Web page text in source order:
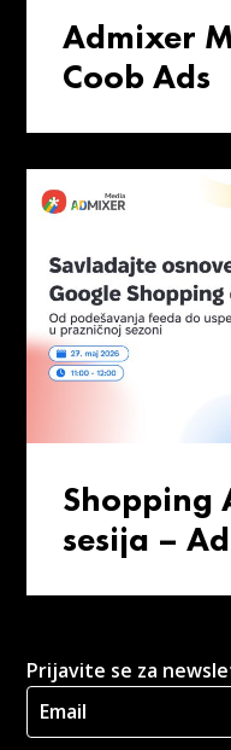
Admixer
Coob Ads
Shopping
sesija –
Prijavite se za